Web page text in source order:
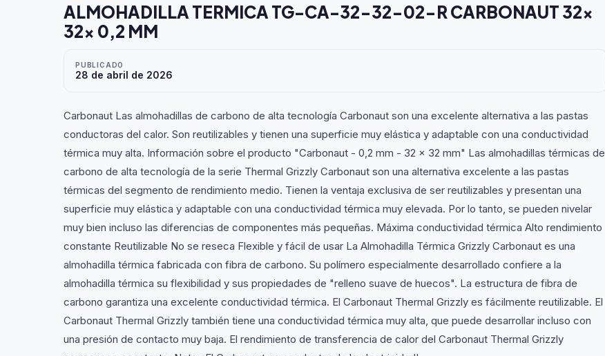
ALMOHADILLA TERMICA TG-CA-32-32-02-R CARBONAUT 32x
32x 0,2 MM
PUBLICADO
28 de abril de 2026
Carbonaut Las almohadillas de carbono de alta tecnología Carbonaut son una excelente alternativa a las pastas
conductoras del calor. Son reutilizables y tienen una superficie muy elástica y adaptable con una conductividad
térmica muy alta. Información sobre el producto "Carbonaut - 0,2 mm - 32 x 32 mm" Las almohadillas térmicas de
carbono de alta tecnología de la serie Thermal Grizzly Carbonaut son una alternativa excelente a las pastas
térmicas del segmento de rendimiento medio. Tienen la ventaja exclusiva de ser reutilizables y presentan una
superficie muy elástica y adaptable con una conductividad térmica muy elevada. Por lo tanto, se pueden nivelar
muy bien incluso las diferencias de componentes más pequeñas. Máxima conductividad térmica Alto rendimiento
constante Reutilizable No se reseca Flexible y fácil de usar La Almohadilla Térmica Grizzly Carbonaut es una
almohadilla térmica fabricada con fibra de carbono. Su polímero especialmente desarrollado confiere a la
almohadilla térmica su flexibilidad y sus propiedades de "relleno suave de huecos". La estructura de fibra de
carbono garantiza una excelente conductividad térmica. El Carbonaut Thermal Grizzly es fácilmente reutilizable. El
Carbonaut Thermal Grizzly también tiene una conductividad térmica muy alta, que puede desarrollar incluso con
una presión de contacto muy baja. El rendimiento de transferencia de calor del Carbonaut Thermal Grizzly